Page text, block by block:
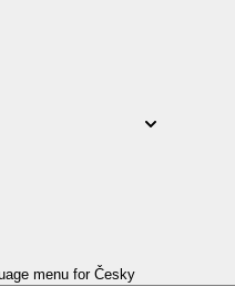
menu for Česky